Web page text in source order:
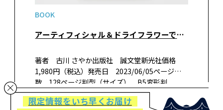
BOOK
アーティフィシャル＆ドライフラワーで作るハンドメイドの花飾り
著者 古川 さやか出版社 誠文堂新光社価格
1,980円（税込）発売日 2023/06/05ページ
数 128ページ判型（サイズ） B5変形判
ISBN 978-4-416-62321-3 書籍紹介京都と奈良
の境目にある花店「VERT DE GRIS（ヴ…
限定情報をいち早くお届け